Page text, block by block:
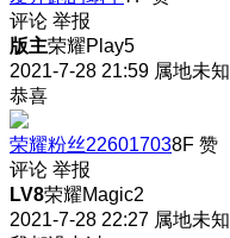
评论 举报
版主荣耀Play5
2021-7-28 21:59 属地未知
恭喜
荣耀粉丝226017038F 赞
评论 举报
LV8荣耀Magic2
2021-7-28 22:27 属地未知